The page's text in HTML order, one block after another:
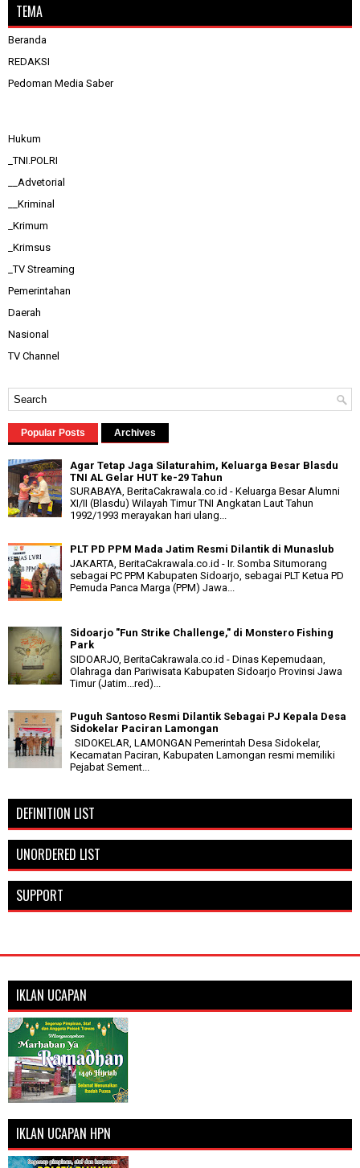
TEMA
Beranda
REDAKSI
Pedoman Media Saber
Hukum
_TNI.POLRI
__Advetorial
__Kriminal
_Krimum
_Krimsus
_TV Streaming
Pemerintahan
Daerah
Nasional
TV Channel
Popular Posts Archives
Agar Tetap Jaga Silaturahim, Keluarga Besar Blasdu
TNI AL Gelar HUT ke-29 Tahun
SURABAYA, BeritaCakrawala.co.id - Keluarga Besar Alumni
XI/II (Blasdu) Wilayah Timur TNI Angkatan Laut Tahun
1992/1993 merayakan hari ulang...
PLT PD PPM Mada Jatim Resmi Dilantik di Munaslub
JAKARTA, BeritaCakrawala.co.id - Ir. Somba Situmorang
sebagai PC PPM Kabupaten Sidoarjo, sebagai PLT Ketua PD
Pemuda Panca Marga (PPM) Jawa...
Sidoarjo "Fun Strike Challenge," di Monstero Fishing
Park
SIDOARJO, BeritaCakrawala.co.id - Dinas Kepemudaan,
Olahraga dan Pariwisata Kabupaten Sidoarjo Provinsi Jawa
Timur (Jatim...red)...
Puguh Santoso Resmi Dilantik Sebagai PJ Kepala Desa
Sidokelar Paciran Lamongan
SIDOKELAR, LAMONGAN Pemerintah Desa Sidokelar,
Kecamatan Paciran, Kabupaten Lamongan resmi memiliki
Pejabat Sement...
DEFINITION LIST
UNORDERED LIST
SUPPORT
IKLAN UCAPAN
IKLAN UCAPAN HPN